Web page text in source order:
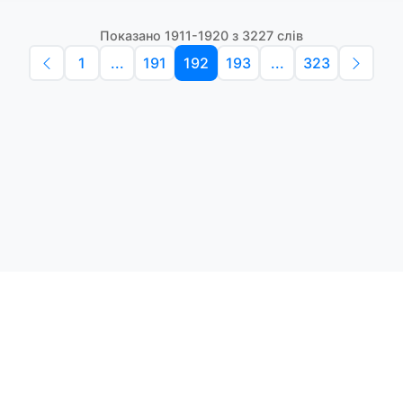
Показано 1911-1920 з 3227 слів
1 ... 191 192 193 ... 323